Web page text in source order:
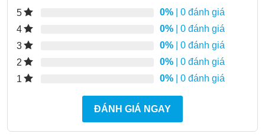
5 0% | 0 đánh giá
4
0% | 0 đánh giá
3
0% | 0 đánh giá
2
0% | 0 đánh giá
1
0% | 0 đánh giá
ĐÁNH GIÁ NGAY